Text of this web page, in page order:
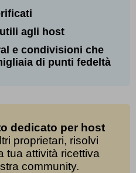
agli host
e condivisioni che
di punti fedeltà
dedicato per host
proprietari, risolvi
tua attività ricettiva
community.